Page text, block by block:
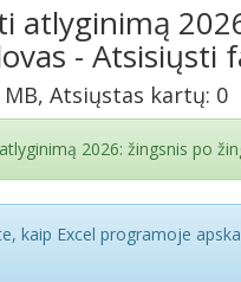
atlyginimą
- Atsisiųsti
MB, Atsiųstas kartų: 0
2026: žingsnis po
kaip Excel programoje